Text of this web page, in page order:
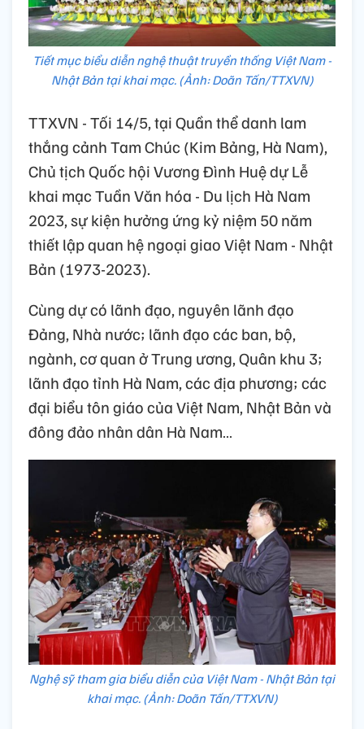
Tiết mục biểu diễn nghệ thuật truyền thống Việt Nam -
Nhật Bản tại khai mạc. (Ảnh: Doãn Tấn/TTXVN)
TTXVN - Tối 14/5, tại Quần thể danh lam
thắng cảnh Tam Chúc (Kim Bảng, Hà Nam),
Chủ tịch Quốc hội Vương Đình Huệ dự Lễ
khai mạc Tuần Văn hóa - Du lịch Hà Nam
2023, sự kiện hưởng ứng kỷ niệm 50 năm
thiết lập quan hệ ngoại giao Việt Nam - Nhật
Bản (1973-2023).
Cùng dự có lãnh đạo, nguyên lãnh đạo
Đảng, Nhà nước; lãnh đạo các ban, bộ,
ngành, cơ quan ở Trung ương, Quân khu 3;
lãnh đạo tỉnh Hà Nam, các địa phương; các
đại biểu tôn giáo của Việt Nam, Nhật Bản và
đông đảo nhân dân Hà Nam…
Nghệ sỹ tham gia biểu diễn của Việt Nam - Nhật Bản tại
khai mạc. (Ảnh: Doãn Tấn/TTXVN)